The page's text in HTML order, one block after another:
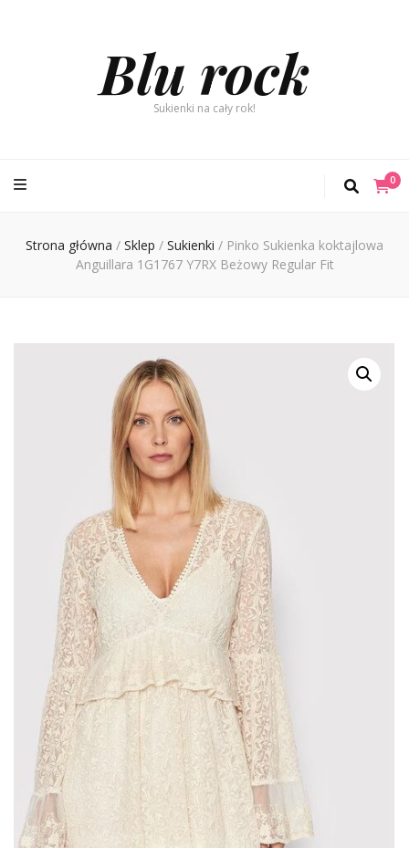
Blu rock
Sukienki na cały rok!
0
Strona główna / Sklep / Sukienki / Pinko Sukienka koktajlowa
Anguillara 1G1767 Y7RX Beżowy Regular Fit